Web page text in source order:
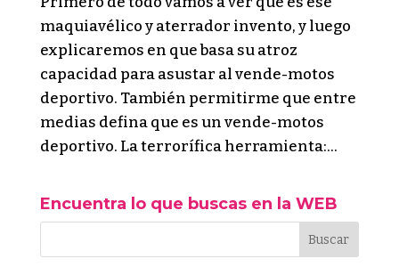
maquiavélico y aterrador invento, y luego
explicaremos en que basa su atroz
capacidad para asustar al vende-motos
deportivo. También permitirme que entre
medias defina que es un vende-motos
deportivo. La terrorífica herramienta:...
Encuentra lo que buscas en la WEB